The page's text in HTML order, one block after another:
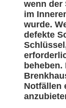
wenn der
im
wurde.
defekte
Notfällen